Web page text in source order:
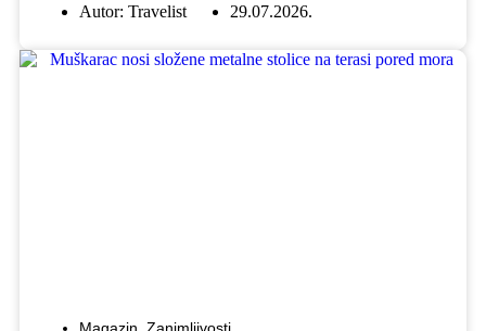
Autor: Travelist 29.07.2026.
Magazin Zanimljivosti